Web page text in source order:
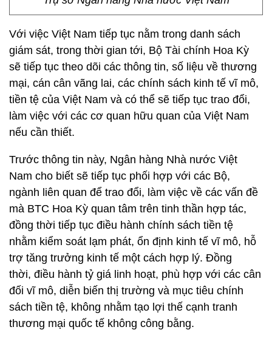
Với việc Việt Nam tiếp tục nằm trong danh sách
giám sát, trong thời gian tới, Bộ Tài chính Hoa Kỳ
sẽ tiếp tục theo dõi các thông tin, số liệu về thương
mại, cán cân vãng lai, các chính sách kinh tế vĩ mô,
tiền tệ của Việt Nam và có thể sẽ tiếp tục trao đổi,
làm việc với các cơ quan hữu quan của Việt Nam
nếu cần thiết.
Trước thông tin này, Ngân hàng Nhà nước Việt
Nam cho biết sẽ tiếp tục phối hợp với các Bộ,
ngành liên quan để trao đổi, làm việc về các vấn đề
mà BTC Hoa Kỳ quan tâm trên tinh thần hợp tác,
đồng thời tiếp tục điều hành chính sách tiền tệ
nhằm kiểm soát lạm phát, ổn định kinh tế vĩ mô, hỗ
trợ tăng trưởng kinh tế một cách hợp lý. Đồng
thời, điều hành tỷ giá linh hoạt, phù hợp với các cân
đối vĩ mô, diễn biến thị trường và mục tiêu chính
sách tiền tệ, không nhằm tạo lợi thế cạnh tranh
thương mại quốc tế không công bằng.